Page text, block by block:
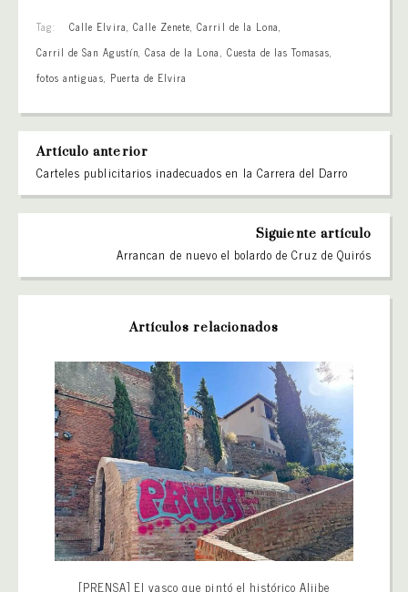
Tag: Calle Elvira, Calle Zenete,Carril de la Lona,
Carril de San Agustín, Casa de la Lona, Cuesta de las Tomasas,
fotos antiguas, Puerta de Elvira
Artículo anterior
Carteles publicitarios inadecuados en la Carrera del Darro
Siguiente artículo
Arrancan de nuevo el bolardo de Cruz de Quirós
Artículos relacionados
[PRENSA] El vasco que pintó el histórico Aljibe